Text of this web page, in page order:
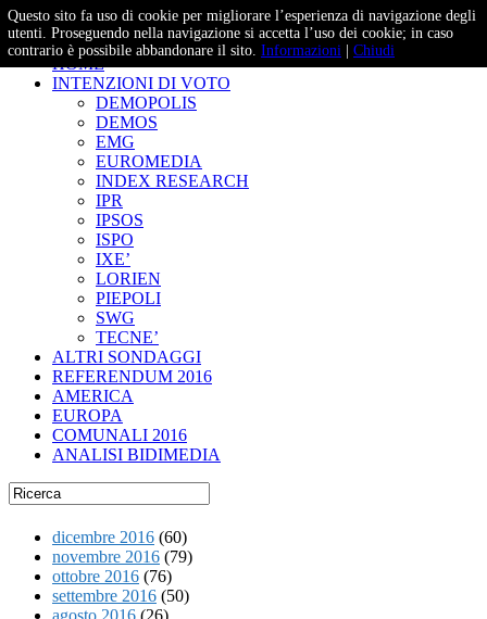
– Studi e Proiezioni Elettorali
HOME
INTENZIONI DI VOTO
DEMOPOLIS
DEMOS
EMG
EUROMEDIA
INDEX RESEARCH
IPR
IPSOS
ISPO
IXE’
LORIEN
PIEPOLI
SWG
TECNE’
ALTRI SONDAGGI
REFERENDUM 2016
AMERICA
EUROPA
COMUNALI 2016
ANALISI BIDIMEDIA
dicembre 2016 (60)
novembre 2016 (79)
ottobre 2016 (76)
settembre 2016 (50)
Questo sito fa uso di cookie per migliorare l’esperienza di navigazione degli
utenti. Proseguendo nella navigazione si accetta l’uso dei cookie; in caso
contrario è possibile abbandonare il sito. Informazioni Chiudi